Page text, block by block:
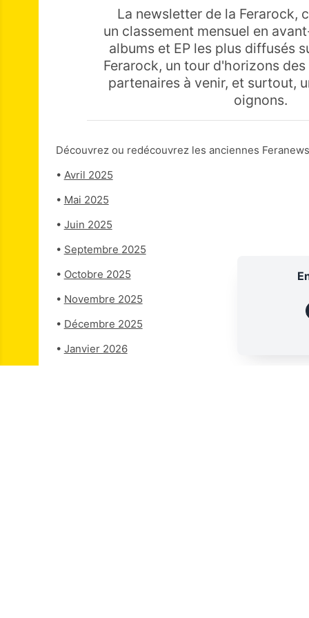
La newsletter de la Ferarock,
un classement mensuel en
albums et EP les plus diffusés
Ferarock, un tour d'horizons
partenaires à venir, et surtout,
oignons.
Découvrez ou redécouvrez les anciennes
• Avril 2025
• Mai 2025
• Juin 2025
• Septembre 2025
• Octobre 2025
• Novembre 2025
• Décembre 2025
• Janvier 2026